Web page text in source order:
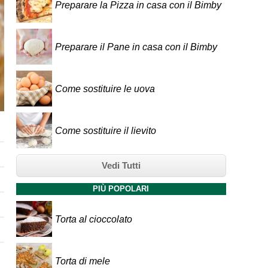
Preparare la Pizza in casa con il Bimby
Preparare il Pane in casa con il Bimby
Come sostituire le uova
Come sostituire il lievito
Vedi Tutti
PIÙ POPOLARI
Torta al cioccolato
Torta di mele